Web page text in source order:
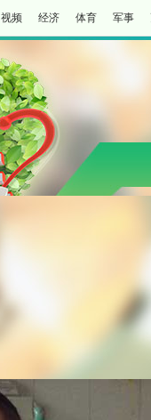
视频 经济 体育 军事